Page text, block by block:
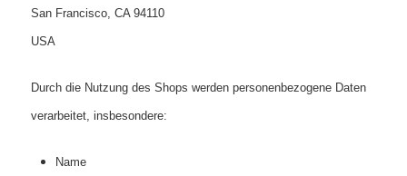
San Francisco, CA 94110
USA
Durch die Nutzung des Shops werden personenbezogene Daten
verarbeitet, insbesondere:
Name